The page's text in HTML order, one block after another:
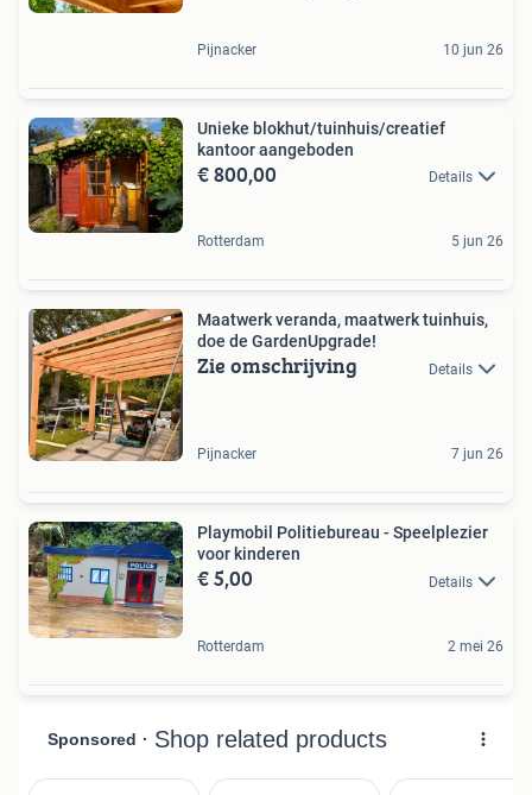
Pijnacker 10 jun 26
Unieke blokhut/tuinhuis/creatief
kantoor aangeboden
€ 800,00 Details
Rotterdam 5 jun 26
Maatwerk veranda, maatwerk tuinhuis,
doe de GardenUpgrade!
Zie omschrijving Details
Pijnacker 7 jun 26
Playmobil Politiebureau - Speelplezier
voor kinderen
€ 5,00 Details
Rotterdam 2 mei 26